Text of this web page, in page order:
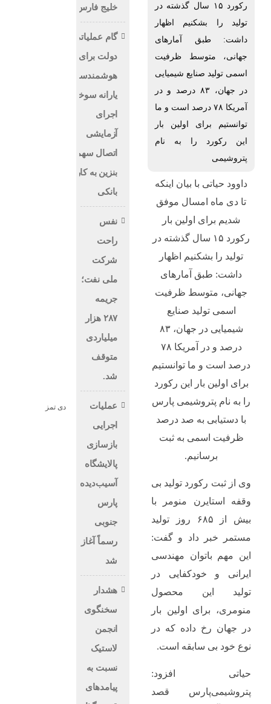
رکورد ۱۵ سال گذشته در
تولید را بشکنیم اظهار
داشت: طبق آمار‌های
جهانی، متوسط ظرفیت
اسمی تولید صنایع شیمیایی
در جهان، ۸۳ درصد و در
آمریکا ۷۸ درصد است و ما
توانستیم برای اولین بار
این رکورد را به نام
پتروشیمی
داوود حیاتی با بیان اینکه
تا دی ماه امسال موفق
شدیم برای اولین بار
رکورد ۱۵ سال گذشته در
تولید را بشکنیم اظهار
داشت: طبق آمار‌های
جهانی، متوسط ظرفیت
اسمی تولید صنایع
شیمیایی در جهان، ۸۳
درصد و در آمریکا ۷۸
درصد است و ما توانستیم
برای اولین بار این رکورد
را به نام پتروشیمی پارس
با دستیابی به صد درصد
ظرفیت اسمی به ثبت
برسانیم.
وی از ثبت رکورد تولید بی
وقفه استایرن منومر با
بیش از ۶۸۵ روز تولید
مستمر خبر داد و گفت:
این مهم باتوان مهندسی
ایرانی و خودکفایی در
تولید این محصول
منومری، برای اولین بار
در جهان رخ داده که در
نوع خود بی سابقه است.
حیاتی افزود:
پتروشیمی‌پارس قصد
خلیج فارس
گام عملیاتی
دولت برای
هوشمندسازی
یارانه سوخت؛
اجرای
آزمایشی
اتصال سهمیه
بنزین به کارت
بانکی
نفس
راحت
شرکت
ملی نفت؛
جریمه
۲۸۷ هزار
میلیاردی
متوقف
شد.
عملیات
اجرایی
بازسازی
پالایشگاه
آسیب‌دیده
پارس
جنوبی
رسماً آغاز
شد
هشدار
سخنگوی
انجمن
لاستیک
نسبت به
پیامدهای
دی تمز